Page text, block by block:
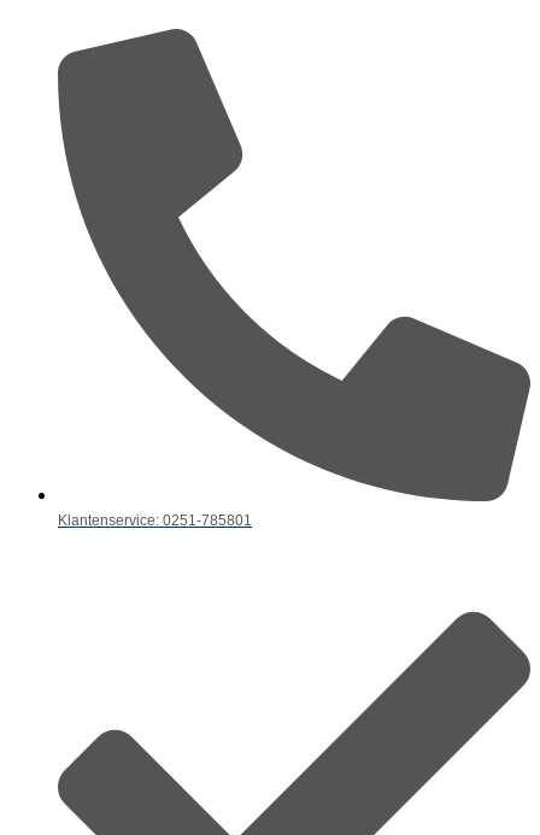
Klantenservice: 0251-785801